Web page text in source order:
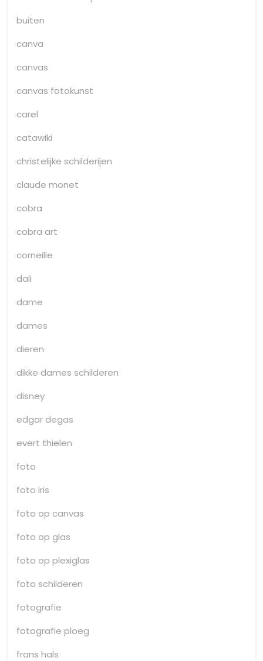
buiten
canva
canvas
canvas fotokunst
carel
catawiki
christelijke schilderijen
claude monet
cobra
cobra art
corneille
dali
dame
dames
dieren
dikke dames schilderen
disney
edgar degas
evert thielen
foto
foto iris
foto op canvas
foto op glas
foto op plexiglas
foto schilderen
fotografie
fotografie ploeg
frans hals